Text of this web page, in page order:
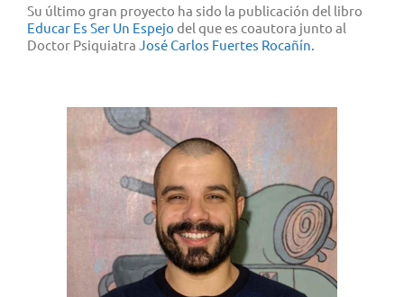
Su último gran proyecto ha sido la publicación del libro
Educar Es Ser Un Espejo del que es coautora junto al
Doctor Psiquiatra José Carlos Fuertes Rocañín.